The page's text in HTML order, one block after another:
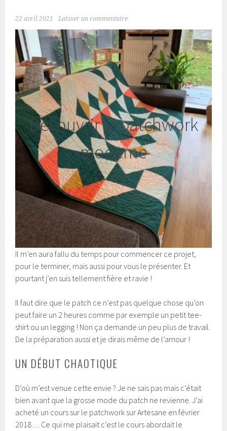
22 avril 2021 Laisser un commentaire
Découvrir le patchwork
moderne
Il m’en aura fallu du temps pour commencer ce projet,
pour le terminer, mais aussi pour vous le présenter. Et
pourtant j’en suis tellement fière et ravie !
Il faut dire que le patch ce n’est pas quelque chose qu’on
peut faire un 2 heures comme par exemple un petit tee-
shirt ou un legging ! Non ça demande un peu plus de travail.
De la préparation aussi et je dirais même de l’amour !
UN DÉBUT CHAOTIQUE
D’où m’est venue cette envie ? Je ne sais pas mais c’était
bien avant que la grosse mode du patch ne revienne. J’ai
acheté un cours sur le patchwork sur Artesane en février
2018… Ce qui me plaisait c’est le cours abordait le